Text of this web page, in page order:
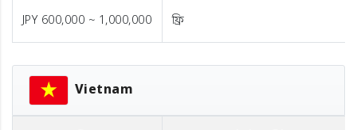
JPY 600,000 ~ 1,000,000 ফ্রি
Vietnam